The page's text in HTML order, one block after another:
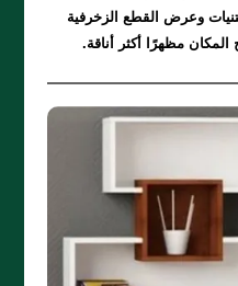
وعرض القطع الزخرفية
المكان مظهرًا أكثر أناقة.